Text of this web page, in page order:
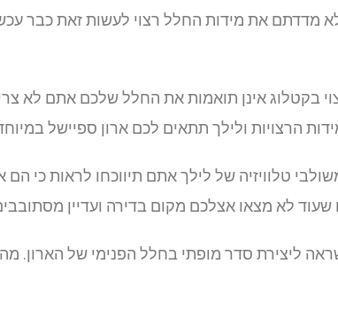
מדדתם את מידות החלל רצוי לעשות זאת כבר
בקטלוג אינן תואמות את החלל שלכם אתם לא
הרצויות ולילך תתאים לכם ארון ספיישל
טלוויזיה של לילך אתם תיווכחו לראות כי
שעוד לא מצאו אצלכם מקום בדירה ועדיין
ליצירת סדר מופתי בחלל הפנימי של